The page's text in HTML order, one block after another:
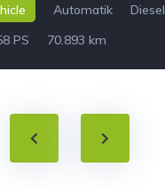
Automatik
Diesel
PS 70.893 km